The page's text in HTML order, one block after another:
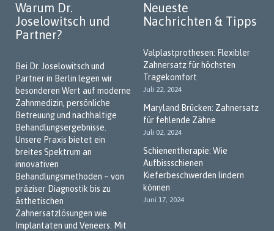
Warum Dr.
Joselowitsch und
Partner?
Bei Dr. Joselowitsch und
Partner in Berlin legen wir
besonderen Wert auf moderne
Zahnmedizin, persönliche
Betreuung und nachhaltige
Behandlungsergebnisse.
Unsere Praxis bietet ein
breites Spektrum an
innovativen
Behandlungsmethoden – von
präziser Diagnostik bis zu
ästhetischen
Zahnersatzlösungen wie
Implantaten und Veneers. Mit
Neueste
Nachrichten & Tipps
Valplastprothesen: Flexibler
Zahnersatz für höchsten
Tragekomfort
Juli 22, 2024
Maryland Brücken: Zahnersatz
für fehlende Zähne
Juli 02, 2024
Schienentherapie: Wie
Aufbissschienen
Kieferbeschwerden lindern
können
Juni 17, 2024